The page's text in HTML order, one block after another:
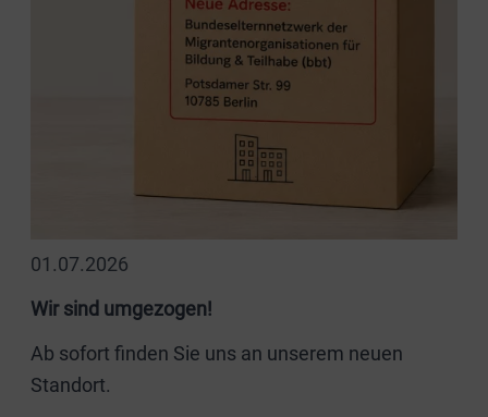
01.07.2026
Wir sind umgezogen!
Ab sofort finden Sie uns an unserem neuen
Standort.